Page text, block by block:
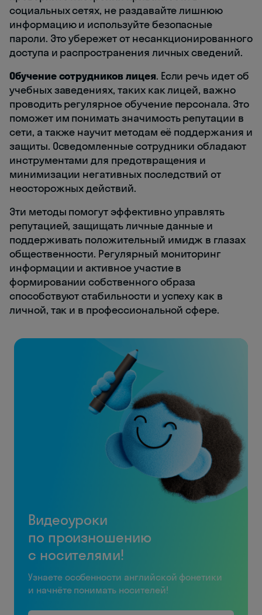
социальных сетях, не раздавайте лишнюю
информацию и используйте безопасные
пароли. Это убережет от несанкционированного
доступа и распространения личных сведений.
Обучение сотрудников лицея. Если речь идет об
учебных заведениях, таких как лицей, важно
проводить регулярное обучение персонала. Это
поможет им понимать значимость репутации в
сети, а также научит методам её поддержания и
защиты. Осведомленные сотрудники обладают
инструментами для предотвращения и
минимизации негативных последствий от
неосторожных действий.
Эти методы помогут эффективно управлять
репутацией, защищать личные данные и
поддерживать положительный имидж в глазах
общественности. Регулярный мониторинг
информации и активное участие в
формировании собственного образа
способствуют стабильности и успеху как в
личной, так и в профессиональной сфере.
Видеоуроки
по произношению
с носителями!
Узнаете особенности английской фонетики
и начнёте понимать носителей!